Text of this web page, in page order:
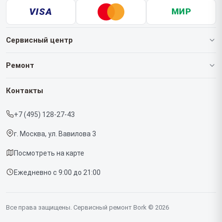
VISA МИР
Сервисный центр
О нашем сервисе
Срочный ремонт
Доставка и способы оплаты
Диагностика
Контакты
Ремонт
Роботов-пылесосов
Контакты
+7 (495) 128-27-43
г. Москва, ул. Вавилова 3
Посмотреть на карте
Ежедневно с 9:00 до 21:00
Все права защищены. Сервисный ремонт Bork © 2026